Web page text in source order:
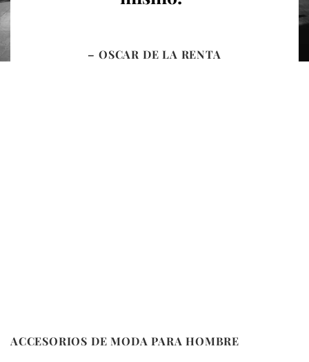
– OSCAR DE LA RENTA
ACCESORIOS DE MODA PARA HOMBRE